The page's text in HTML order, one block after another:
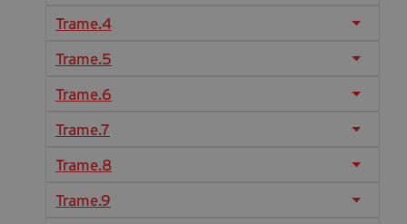
Diventa Partner
Fondazione Trame
Chi Siamo
#Trameascuola
Trame.4
Trame.5
Trame.6
Trame.7
Trame.8
Trame.9